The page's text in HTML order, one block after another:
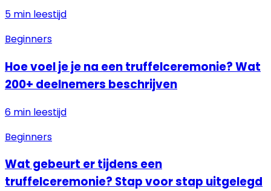
5 min leestijd
Beginners
Hoe voel je je na een truffelceremonie? Wat
200+ deelnemers beschrijven
6 min leestijd
Beginners
Wat gebeurt er tijdens een
truffelceremonie? Stap voor stap uitgelegd